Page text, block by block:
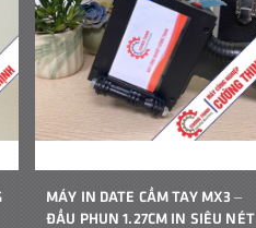
MÁY IN DATE CẦM TAY MX3 –
ĐẦU PHUN 1.27CM IN SIÊU NÉT